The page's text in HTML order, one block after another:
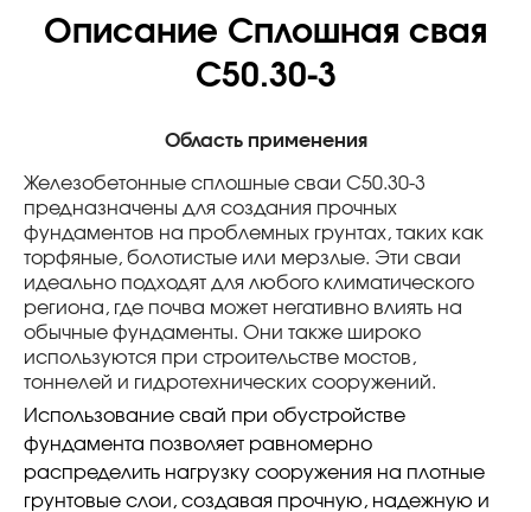
Описание Сплошная свая
С50.30-3
Область применения
Железобетонные сплошные сваи С50.30-3
предназначены для создания прочных
фундаментов на проблемных грунтах, таких как
торфяные, болотистые или мерзлые. Эти сваи
идеально подходят для любого климатического
региона, где почва может негативно влиять на
обычные фундаменты. Они также широко
используются при строительстве мостов,
тоннелей и гидротехнических сооружений.
Использование свай при обустройстве
фундамента позволяет равномерно
распределить нагрузку сооружения на плотные
грунтовые слои, создавая прочную, надежную и